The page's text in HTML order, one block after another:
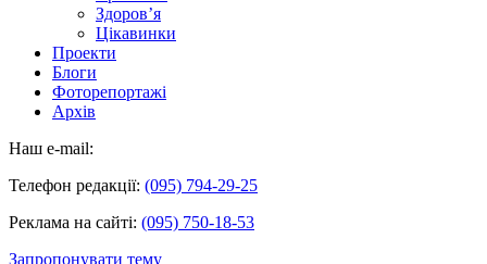
Здоров’я
Цікавинки
Проекти
Блоги
Фоторепортажі
Архів
Наш e-mail:
Телефон редакції: (095) 794-29-25
Реклама на сайті: (095) 750-18-53
Запропонувати тему